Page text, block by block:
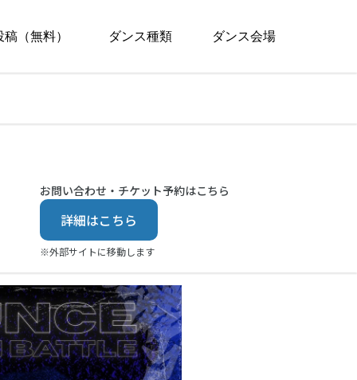
（無料） ダンス種類 ダンス会場
お問い合わせ・チケット予約はこちら
詳細はこちら
※外部サイトに移動します